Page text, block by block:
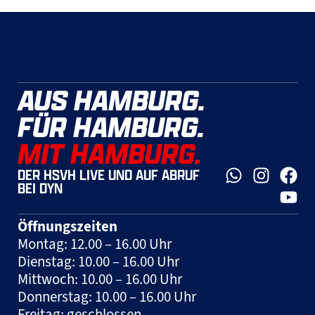
AUS HAMBURG.
FÜR HAMBURG.
MIT HAMBURG.
DER HSVH LIVE UND AUF ABRUF
BEI DYN
Öffnungszeiten
Montag: 12.00 – 16.00 Uhr
Dienstag: 10.00 – 16.00 Uhr
Mittwoch: 10.00 – 16.00 Uhr
Donnerstag: 10.00 – 16.00 Uhr